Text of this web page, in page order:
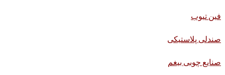
فین تیوب
صندلی پلاستیکی
صنایع چوبی بیغم